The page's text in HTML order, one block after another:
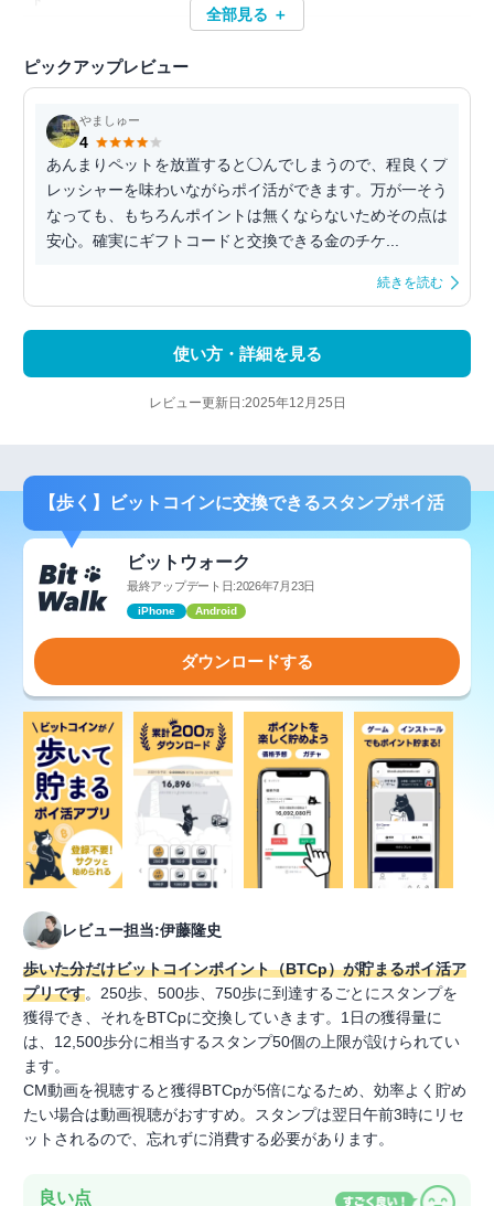
全部見る ＋
ピックアップレビュー
やましゅー
4
あんまりペットを放置すると◯んでしまうので、程良くプ
レッシャーを味わいながらポイ活ができます。万が一そう
なっても、もちろんポイントは無くならないためその点は
安心。確実にギフトコードと交換できる金のチケ...
続きを読む
使い方・詳細を見る
レビュー更新日:2025年12月25日
【歩く】ビットコインに交換できるスタンプポイ活
ビットウォーク
最終アップデート日:2026年7月23日
iPhone Android
ダウンロードする
レビュー担当:伊藤隆史
歩いた分だけビットコインポイント（BTCp）が貯まるポイ活ア
プリです。250歩、500歩、750歩に到達するごとにスタンプを
獲得でき、それをBTCpに交換していきます。1日の獲得量に
は、12,500歩分に相当するスタンプ50個の上限が設けられてい
ます。
CM動画を視聴すると獲得BTCpが5倍になるため、効率よく貯め
たい場合は動画視聴がおすすめ。スタンプは翌日午前3時にリセ
ットされるので、忘れずに消費する必要があります。
良い点